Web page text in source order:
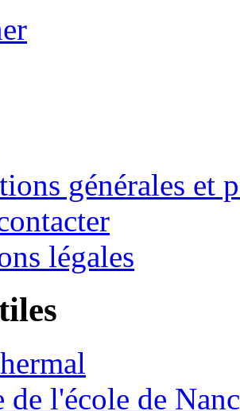
générales et
légales
de l'école de